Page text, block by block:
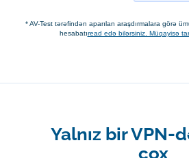
* AV-Test tərəfindən aparılan araşdırmalara görə
hesabatıread edə bilərsiniz. Müqayisə
Yalnız bir VPN-
çox